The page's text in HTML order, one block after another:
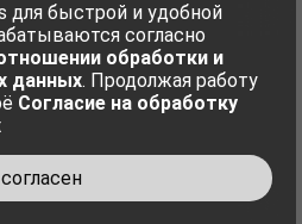
для быстрой и удобной
согласно
обработки и
данных. Продолжая работу
Согласие на обработку